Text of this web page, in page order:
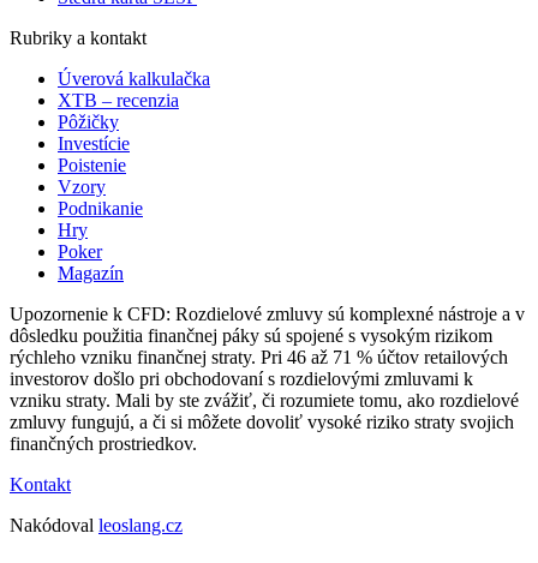
Rubriky a kontakt
Úverová kalkulačka
XTB – recenzia
Pôžičky
Investície
Poistenie
Vzory
Podnikanie
Hry
Poker
Magazín
Upozornenie k CFD: Rozdielové zmluvy sú komplexné nástroje a v
dôsledku použitia finančnej páky sú spojené s vysokým rizikom
rýchleho vzniku finančnej straty. Pri 46 až 71 % účtov retailových
investorov došlo pri obchodovaní s rozdielovými zmluvami k
vzniku straty. Mali by ste zvážiť, či rozumiete tomu, ako rozdielové
zmluvy fungujú, a či si môžete dovoliť vysoké riziko straty svojich
finančných prostriedkov.
Kontakt
Nakódoval leoslang.cz